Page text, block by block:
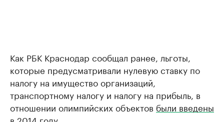
Как РБК Краснодар сообщал ранее, льготы,
которые предусматривали нулевую ставку по
налогу на имущество организаций,
транспортному налогу и налогу на прибыль, в
отношении олимпийских объектов были введены